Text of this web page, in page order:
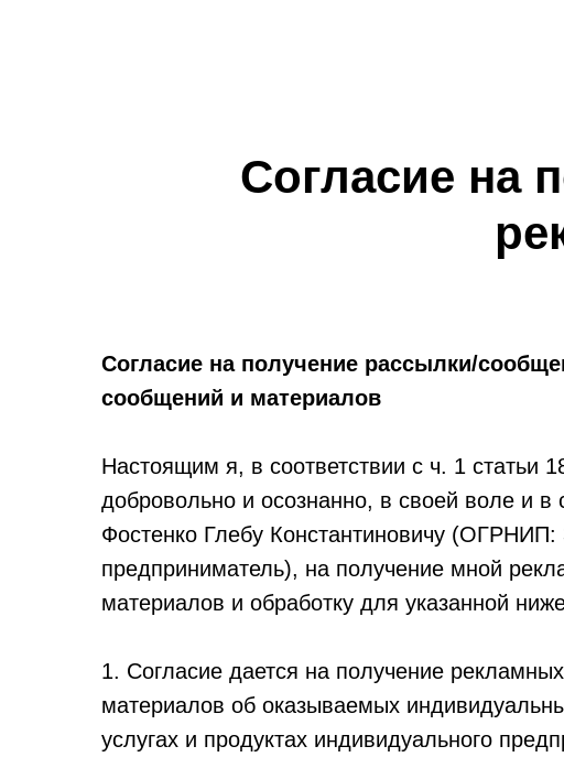
Согласие на
Согласие на получение рассылки/
сообщений и материалов
Настоящим я, в соответствии с ч. 1 статьи
добровольно и осознанно, в своей воле и
Фостенко Глебу Константиновичу
предприниматель), на получение мной
материалов и обработку для указанной
1. Согласие дается на получение
материалов об оказываемых
услугах и продуктах индивидуального